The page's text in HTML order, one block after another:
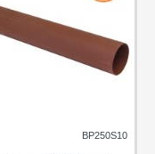
BP250S10